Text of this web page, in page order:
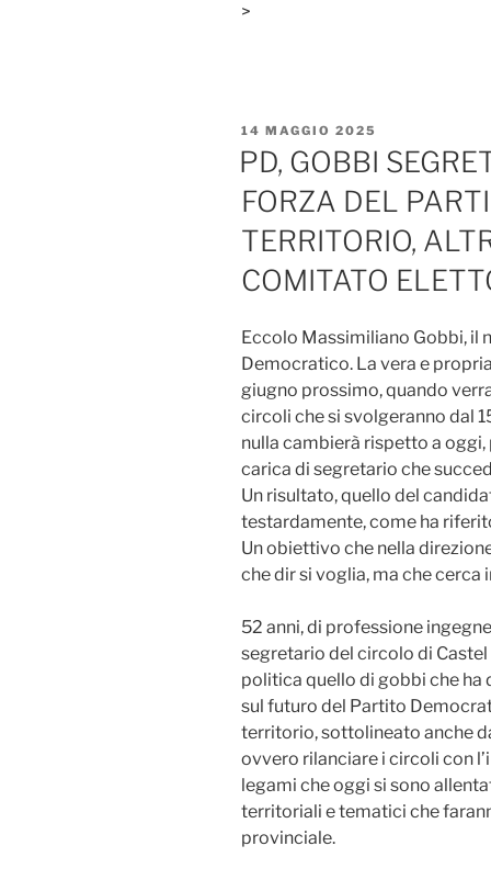
>
PUBBLICATO
IL
14 MAGGIO 2025
PD, GOBBI
FORZA DEL
TERRITORIO,
COMITATO
Eccolo Massimiliano Gobbi,
Democratico. La vera e
giugno prossimo, quando
circoli che si svolgeranno dal
nulla cambierà rispetto a
carica di segretario che
Un risultato, quello del
testardamente, come ha
Un obiettivo che nella
che dir si voglia, ma che
52 anni, di professione
segretario del circolo di
politica quello di gobbi che ha
sul futuro del Partito
territorio, sottolineato anche
ovvero rilanciare i circoli con
legami che oggi si sono
territoriali e tematici che
provinciale.